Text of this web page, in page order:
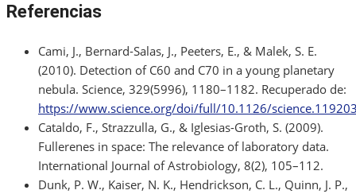
Referencias
Cami, J., Bernard-Salas, J., Peeters, E., & Malek, S. E.
(2010). Detection of C60 and C70 in a young planetary
nebula. Science, 329(5996), 1180–1182. Recuperado de:
https://www.science.org/doi/full/10.1126/
Cataldo, F., Strazzulla, G., & Iglesias-Groth, S. (2009).
Fullerenes in space: The relevance of laboratory data.
International Journal of Astrobiology, 8(2), 105–112.
Dunk, P. W., Kaiser, N. K., Hendrickson, C. L., Quinn, J. P.,